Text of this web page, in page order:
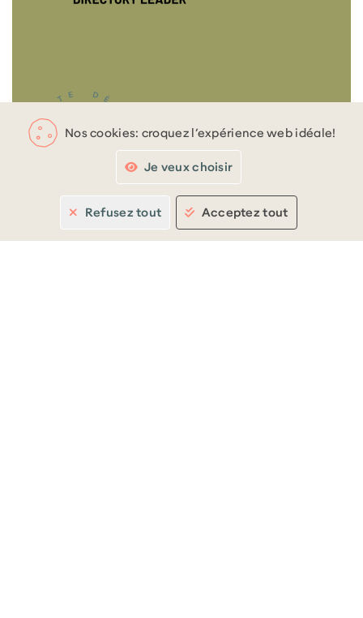
T +41 22 344 79 02
blossom@
Nous retrouver
Inscription newsletter
Nos cookies: croquez l’expérience web idéale!
Je veux choisir
Refusez tout Acceptez tout